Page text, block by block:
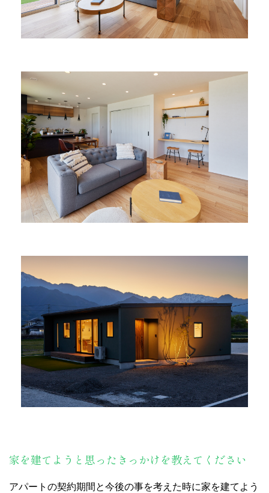
家を建てようと思ったきっかけを教えてください
アパートの契約期間と今後の事を考えた時に家を建てよう